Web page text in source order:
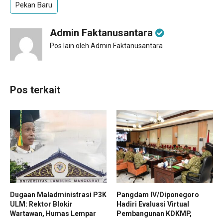
Pekan Baru
Admin Faktanusantara
Pos lain oleh Admin Faktanusantara
Pos terkait
Dugaan Maladministrasi P3K
ULM: Rektor Blokir
Wartawan, Humas Lempar
Pangdam IV/Diponegoro
Hadiri Evaluasi Virtual
Pembangunan KDKMP,